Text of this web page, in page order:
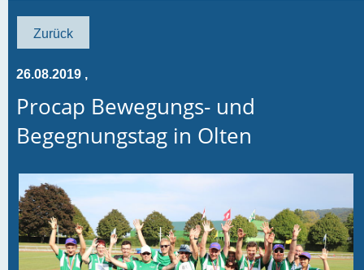
Zurück
26.08.2019 ,
Procap Bewegungs- und
Begegnungstag in Olten